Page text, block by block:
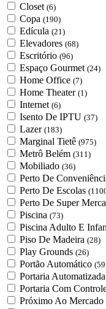
Closet (6)
Copa (190)
Edícula (21)
Elevadores (68)
Escritório (96)
Espaço Gourmet (24)
Home Office (7)
Home Theater (1)
Internet (6)
Isento De IPTU (37)
Lazer (183)
Marginal Tietê (975)
Metrô Belém (311)
Mobiliado (36)
Perto De
Perto De Escolas
Perto De Super
Piscina (73)
Piscina Adulto E
Piso De Madeira (28)
Play Grounds (26)
Portão Automático
Portaria Automatizada
Portaria Com
Próximo Ao